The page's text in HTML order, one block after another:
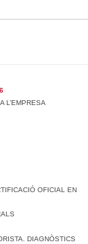
L’EMPRESA
OFICIAL EN
DIAGNÒSTICS